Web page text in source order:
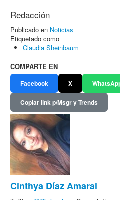
Redacción
Publicado en Noticias
Etiquetado como
Claudia Sheinbaum
COMPARTE EN
Facebook X
Copiar link p/Msgr y Trends
Cinthya Díaz Amaral